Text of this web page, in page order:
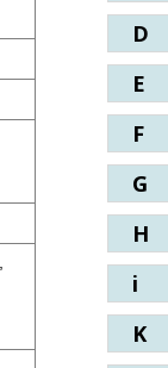
D
E
F
G
H
i
K